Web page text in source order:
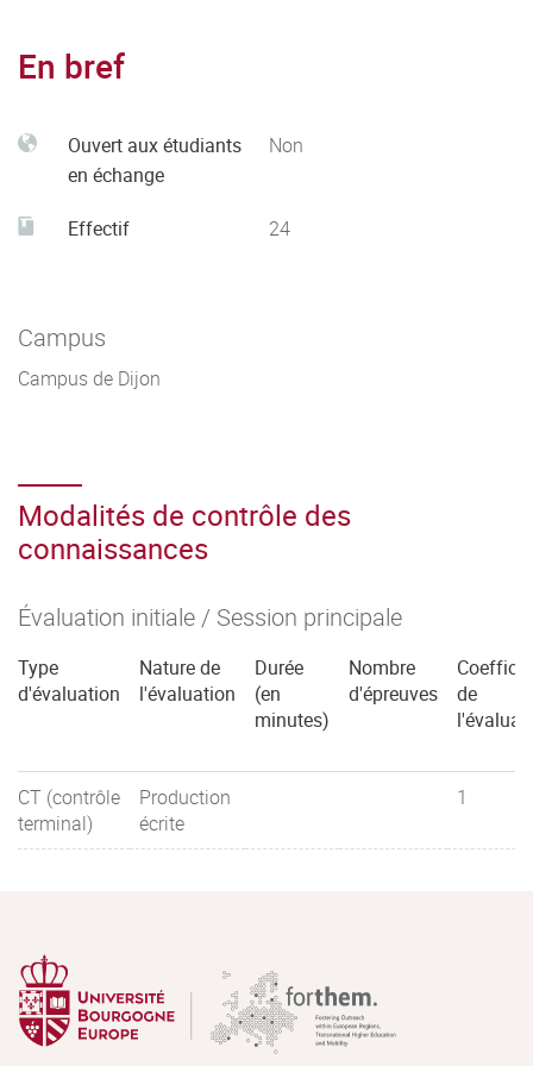
En bref
Ouvert aux étudiants
en échange
Non
Effectif 24
Campus
Campus de Dijon
Modalités de contrôle des
connaissances
Évaluation initiale / Session principale
Type
d'évaluation
Nature de
l'évaluation
Durée
(en
minutes)
Nombre
d'épreuves
de
CT (contrôle
terminal)
Production
écrite
1